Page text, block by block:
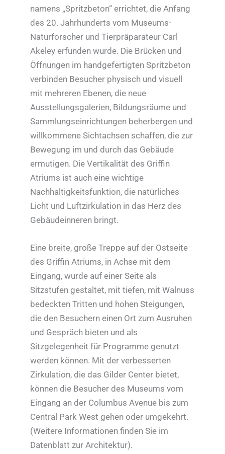
namens „Spritzbeton“ errichtet, die Anfang
des 20. Jahrhunderts vom Museums-
Naturforscher und Tierpräparateur Carl
Akeley erfunden wurde. Die Brücken und
Öffnungen im handgefertigten Spritzbeton
verbinden Besucher physisch und visuell
mit mehreren Ebenen, die neue
Ausstellungsgalerien, Bildungsräume und
Sammlungseinrichtungen beherbergen und
willkommene Sichtachsen schaffen, die zur
Bewegung im und durch das Gebäude
ermutigen. Die Vertikalität des Griffin
Atriums ist auch eine wichtige
Nachhaltigkeitsfunktion, die natürliches
Licht und Luftzirkulation in das Herz des
Gebäudeinneren bringt.
Eine breite, große Treppe auf der Ostseite
des Griffin Atriums, in Achse mit dem
Eingang, wurde auf einer Seite als
Sitzstufen gestaltet, mit tiefen, mit Walnuss
bedeckten Tritten und hohen Steigungen,
die den Besuchern einen Ort zum Ausruhen
und Gespräch bieten und als
Sitzgelegenheit für Programme genutzt
werden können. Mit der verbesserten
Zirkulation, die das Gilder Center bietet,
können die Besucher des Museums vom
Eingang an der Columbus Avenue bis zum
Central Park West gehen oder umgekehrt.
(Weitere Informationen finden Sie im
Datenblatt zur Architektur).